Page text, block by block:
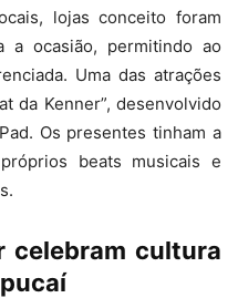
lojas conceito foram
a ocasião, permitindo ao
Uma das atrações
da Kenner”, desenvolvido
Os presentes tinham a
beats musicais e
celebram cultura